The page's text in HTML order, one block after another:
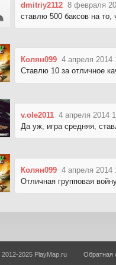
dmitriy2112 8 февраля
ставлю 500 баксов на то,
Колян099 4 апреля 2014
Ставлю 10 за отличное
v.ole2011 4 апреля 2014
Да уж, игра средняя,
Колян099 4 апреля 2014
Отличная групповая
2025 PlayMap.ru Обратная